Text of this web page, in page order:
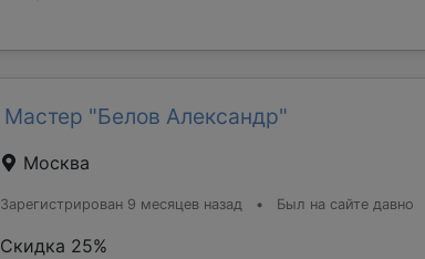
Мастер "Белов Александр"
Москва
Зарегистрирован 9 месяцев назад • Был на сайте давно
Скидка 25%